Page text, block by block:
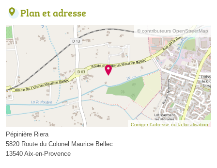
Plan et adresse
© contributeurs OpenStreetMap
Corriger l’adresse ou la localisation
Pépinière Riera
5820 Route du Colonel Maurice Bellec
13540 Aix-en-Provence